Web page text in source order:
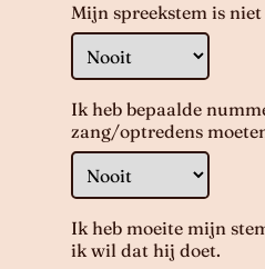
Mijn spreekstem is
Ik heb bepaalde
zang/optredens
Ik heb moeite mijn
ik wil dat hij doet.